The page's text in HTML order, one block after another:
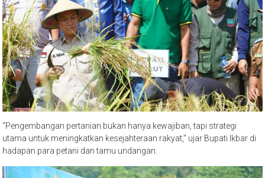
“Pengembangan pertanian bukan hanya kewajiban, tapi strategi
utama untuk meningkatkan kesejahteraan rakyat,” ujar Bupati Ikbar di
hadapan para petani dan tamu undangan.